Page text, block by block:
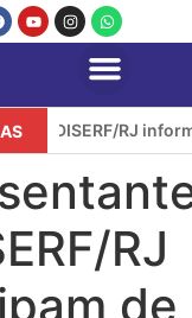
SINDISERF/RJ
RJ
de